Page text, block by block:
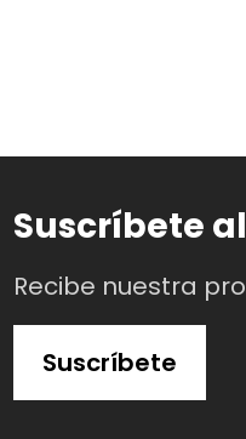
Suscríbete
Recibe nuestra
Suscríbete